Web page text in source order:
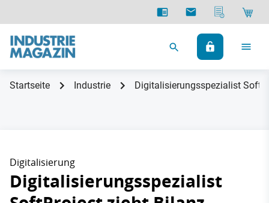
Startseite Industrie Digitalisierungsspezialist
Digitalisierung
Digitalisierungsspezialist